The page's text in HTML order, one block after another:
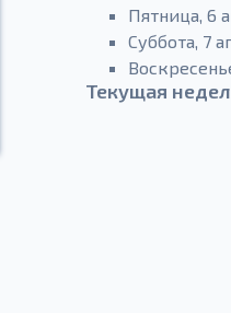
Пятница, 6
Суббота, 7
Текущая